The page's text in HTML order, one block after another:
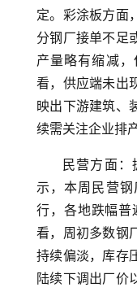
定。彩涂板方面
分钢厂接单不足
产量略有缩减
看，供应端未出
映出下游建筑、
续需关注企业排
民营方面：
示，本周民营
行，各地跌幅普
看，周初多数钢
持续偏淡，库存
陆续下调出厂价